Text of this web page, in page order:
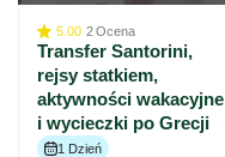
5.00 2Ocena
Transfer Santorini,
rejsy statkiem,
aktywności wakacyjne
i wycieczki po Grecji
1 Dzień